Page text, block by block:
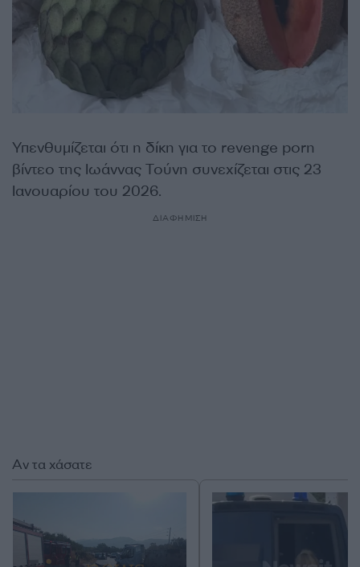
Υπενθυμίζεται ότι η δίκη για το revenge porn
βίντεο της Ιωάννας Τούνη συνεχίζεται στις 23
Ιανουαρίου του 2026.
ΔΙΑΦΗΜΙΣΗ
Αν τα χάσατε